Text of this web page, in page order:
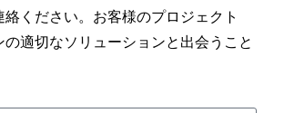
絡ください。お客様のプロジェクト
の適切なソリューションと出会うこと